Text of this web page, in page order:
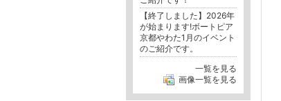
【終了しました】2026年
が始まります!ボートピア
京都やわた1月のイベント
のご紹介です。
一覧を見る
画像一覧を見る